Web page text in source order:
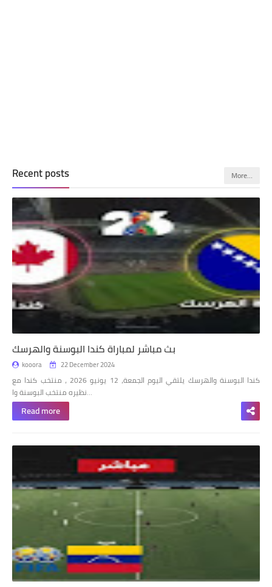
Recent posts More…
بث مباشر لمباراة كندا البوسنة والهرسك
kooora 22 December 2024
كندا البوسنة والهرسك يلتقي اليوم الجمعة، 12 يونيو 2026 ، منتخب كندا مع
نظيره منتخب البوسنة وا…
Read more